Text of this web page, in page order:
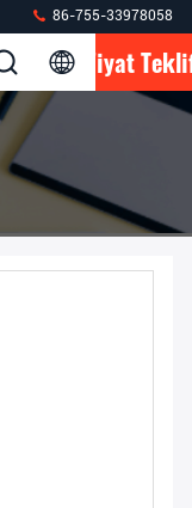
86-755-33978058
Fiyat